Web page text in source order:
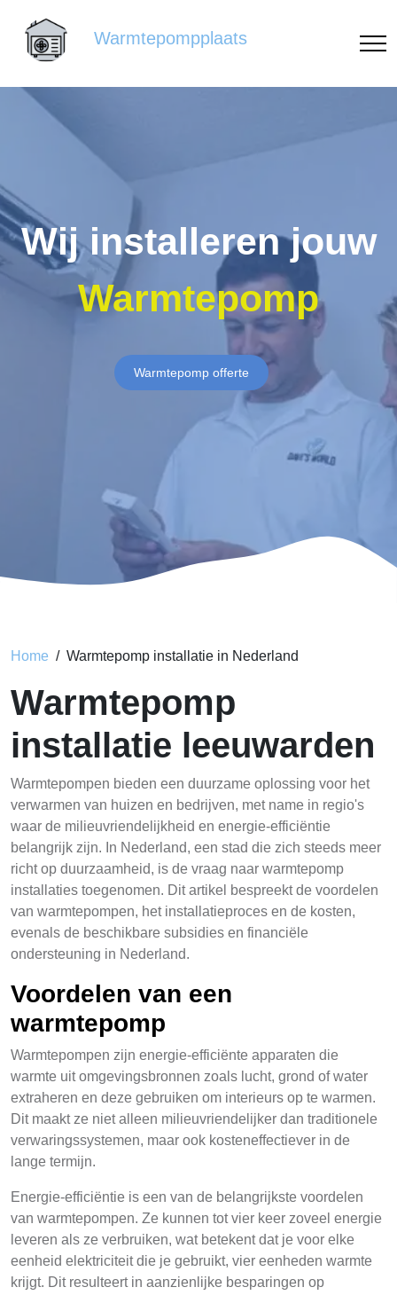
Warmtepompplaats
Wij installeren jouw
Warmtepomp
Warmtepomp offerte
Home Warmtepomp installatie in Nederland
Warmtepomp
installatie leeuwarden
Warmtepompen bieden een duurzame oplossing voor het
verwarmen van huizen en bedrijven, met name in regio's
waar de milieuvriendelijkheid en energie-efficiëntie
belangrijk zijn. In Nederland, een stad die zich steeds meer
richt op duurzaamheid, is de vraag naar warmtepomp
installaties toegenomen. Dit artikel bespreekt de voordelen
van warmtepompen, het installatieproces en de kosten,
evenals de beschikbare subsidies en financiële
ondersteuning in Nederland.
Voordelen van een
warmtepomp
Warmtepompen zijn energie-efficiënte apparaten die
warmte uit omgevingsbronnen zoals lucht, grond of water
extraheren en deze gebruiken om interieurs op te warmen.
Dit maakt ze niet alleen milieuvriendelijker dan traditionele
verwaringssystemen, maar ook kosteneffectiever in de
lange termijn.
Energie-efficiëntie is een van de belangrijkste voordelen
van warmtepompen. Ze kunnen tot vier keer zoveel energie
leveren als ze verbruiken, wat betekent dat je voor elke
eenheid elektriciteit die je gebruikt, vier eenheden warmte
krijgt. Dit resulteert in aanzienlijke besparingen op